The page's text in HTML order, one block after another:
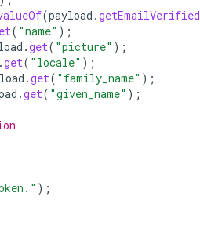
(payload .getEmailVerified
( "name" );
.get( "picture" );
.get( "locale" );
.get( "family_name" );
.get( "given_name" );
);